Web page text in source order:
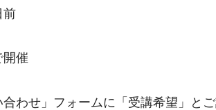
前
催
合わせ」フォームに「受講希望」と